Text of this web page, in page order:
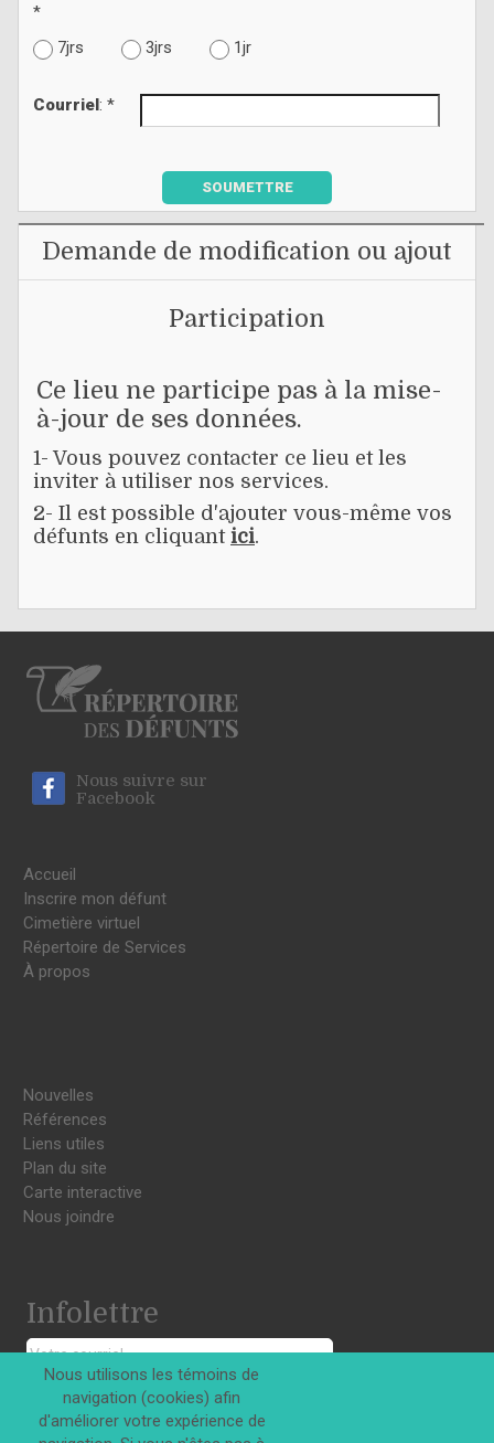
*
7jrs
3jrs 1jr
Courriel: *
SOUMETTRE
Demande de modification ou ajout
Participation
Ce lieu ne participe pas à la mise-
à-jour de ses données.
1- Vous pouvez contacter ce lieu et les
inviter à utiliser nos services.
2- Il est possible d'ajouter vous-même vos
défunts en cliquant ici.
Nous suivre sur
Facebook
Accueil
Inscrire mon défunt
Cimetière virtuel
Répertoire de Services
À propos
Nouvelles
Références
Liens utiles
Plan du site
Carte interactive
Nous joindre
Infolettre
S'INSCRIRE
Nous utilisons les témoins de
navigation (cookies) afin
d'améliorer votre expérience de